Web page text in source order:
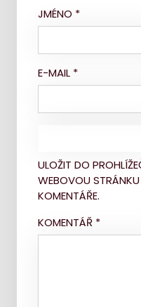
JMÉNO *
E-MAIL *
ULOŽIT DO
WEBOVOU
KOMENTÁŘE.
KOMENTÁŘ *